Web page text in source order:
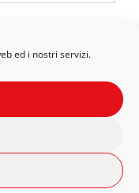
ed i nostri servizi.